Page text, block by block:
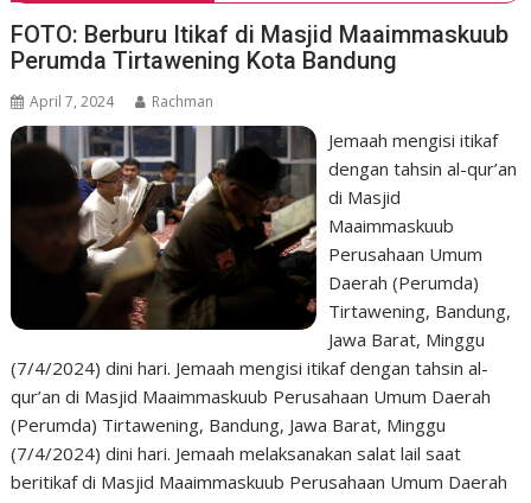
FOTO: Berburu Itikaf di Masjid Maaimmaskuub
Perumda Tirtawening Kota Bandung
April 7, 2024 Rachman
Jemaah mengisi itikaf
dengan tahsin al-qur’an
di Masjid
Maaimmaskuub
Perusahaan Umum
Daerah (Perumda)
Tirtawening, Bandung,
Jawa Barat, Minggu
(7/4/2024) dini hari. Jemaah mengisi itikaf dengan tahsin al-
qur’an di Masjid Maaimmaskuub Perusahaan Umum Daerah
(Perumda) Tirtawening, Bandung, Jawa Barat, Minggu
(7/4/2024) dini hari. Jemaah melaksanakan salat lail saat
beritikaf di Masjid Maaimmaskuub Perusahaan Umum Daerah